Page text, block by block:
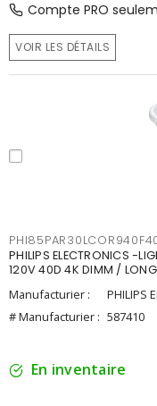
Compte PRO
VOIR LES DÉTAILS
PHILIPS ELECTRONICS -
120V 40D 4K DIMM / LONG
Manufacturier :
PHILIPS
# Manufacturier : 587410
En inventaire